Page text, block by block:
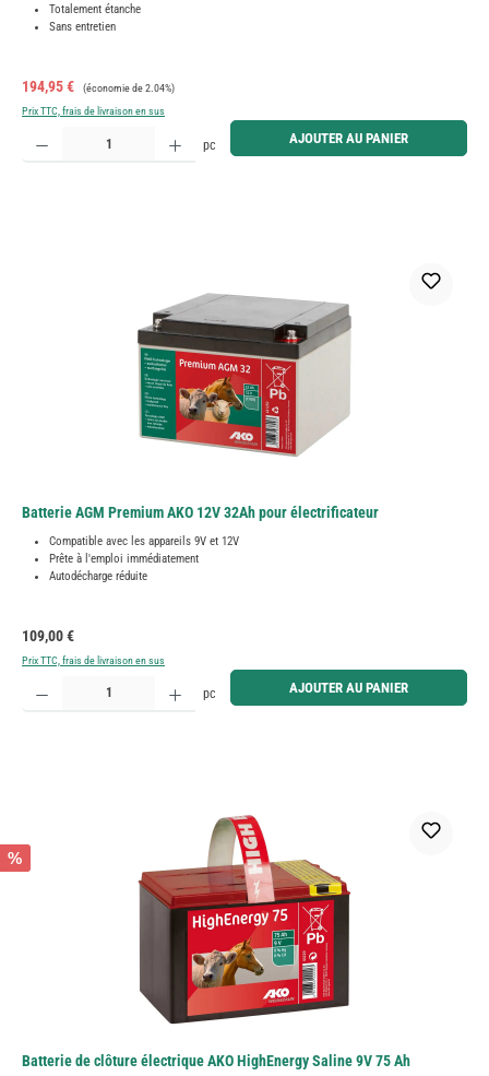
Totalement étanche
Sans entretien
Prix de vente :
194,95 € Prix régulier :
(économie de 2.04%)
Prix TTC, frais de livraison en sus
Quantité de produit : Entrez la quantité souhaitée ou utilisez les boutons pour augmenter ou
pc AJOUTER AU PANIER
Batterie AGM Premium AKO 12V 32Ah pour électrificateur
Compatible avec les appareils 9V et 12V
Prête à l'emploi immédiatement
Autodécharge réduite
Prix régulier :
109,00 €
Prix TTC, frais de livraison en sus
Quantité de produit : Entrez la quantité souhaitée ou utilisez les boutons pour augmenter ou
pc AJOUTER AU PANIER
%
Batterie de clôture électrique AKO HighEnergy Saline 9V 75 Ah